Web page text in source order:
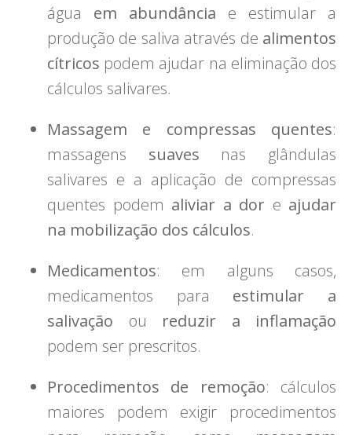
água em abundância e estimular a
produção de saliva através de alimentos
cítricos podem ajudar na eliminação dos
cálculos salivares.
Massagem e compressas quentes:
massagens suaves nas glândulas
salivares e a aplicação de compressas
quentes podem aliviar a dor e ajudar
na mobilização dos cálculos.
Medicamentos: em alguns casos,
medicamentos para estimular a
salivação ou reduzir a inflamação
podem ser prescritos.
Procedimentos de remoção: cálculos
maiores podem exigir procedimentos